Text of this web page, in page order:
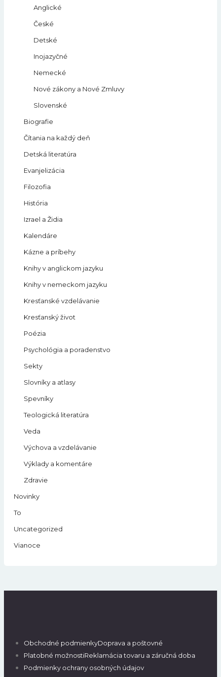
Anglické
České
Detské
Inojazyčné
Nemecké
Nové zákony a Nové Zmluvy
Slovenské
Biografie
Čítania na každý deň
Detská literatúra
Evanjelizácia
Filozofia
História
Izrael a Židia
Kalendáre
Kázne a príbehy
Knihy v anglickom jazyku
Knihy v nemeckom jazyku
Kresťanské vzdelávanie
Kresťanský život
Poézia
Psychológia a poradenstvo
Sekty
Slovníky a atlasy
Spevníky
Teologická literatúra
Veda
Výchova a vzdelávanie
Výklady a komentáre
Zdravie
Novinky
To
Uncategorized
Vianoce
Obchodné podmienkyDoprava a poštovné
Platobné možnostiReklamácia tovaru a záručná doba
Podmienky ochrany osobných údajov